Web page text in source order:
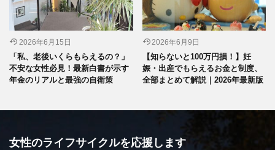
2026年6月15日
「私、老後いくらもらえるの？」
不安な女性必見！最新白書が示す
年金のリアルと最強の自衛策
2026年6月9日
【知らないと100万円損！】妊
娠・出産でもらえるお金と制度、
全部まとめて解説｜2026年最新版
女性のライフサイクルを応援します